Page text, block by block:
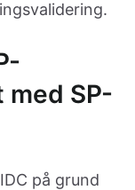
med SP-
på grund